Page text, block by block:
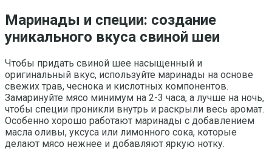
Маринады и специи: создание
уникального вкуса свиной шеи
Чтобы придать свиной шее насыщенный и
оригинальный вкус, используйте маринады на основе
свежих трав, чеснока и кислотных компонентов.
Замаринуйте мясо минимум на 2-3 часа, а лучше на ночь,
чтобы специи проникли внутрь и раскрыли весь аромат.
Особенно хорошо работают маринады с добавлением
масла оливы, уксуса или лимонного сока, которые
делают мясо нежнее и добавляют яркую нотку.